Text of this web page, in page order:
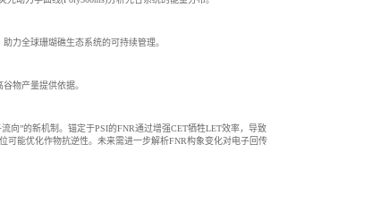
力全球珊瑚礁生态系统的可持续管理。
物产量提供依据。
向”的新机制。锚定于PSI的FNR通过增强CET牺牲LET效率，导致
可能优化作物抗逆性。未来需进一步解析FNR构象变化对电子回传